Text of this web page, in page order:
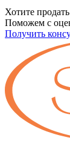
Хотите
Поможем с
Получить